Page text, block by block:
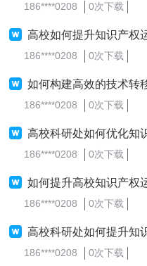
186****0208 0次下载
高校如何提升知识产权运营能力，
186****0208 0次下载
如何构建高效的技术转移中
186****0208 0次下载
高校科研处如何优化知识产权运营管理，
186****0208 0次下载
如何提升高校知识产权
186****0208 0次下载
高校科研处如何提升知
186****0208 0次下载